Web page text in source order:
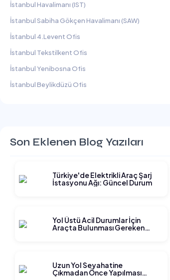
İstanbul Havalimanı (IST)
İstanbul Sabiha Gökçen Havalimanı (SAW)
İstanbul 4.Levent Ofis
İstanbul Tekstilkent Ofis
İstanbul Yenibosna Ofis
İstanbul Beylikdüzü Ofis
Son Eklenen Blog Yazıları
Türkiye'de Elektrikli Araç Şarj
İstasyonu Ağı: Güncel Durum
Yol Üstü Acil Durumlar İçin
Araçta Bulunması Gereken
Uzun Yol Seyahatine
Çıkmadan Önce Yapılması